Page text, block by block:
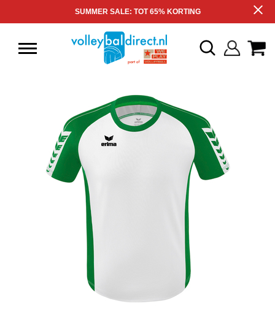
SUMMER SALE: TOT 65% KORTING